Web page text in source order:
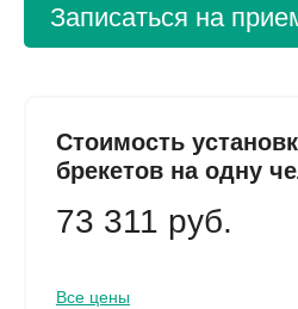
Записаться на
Стоимость
брекетов на одну
73 311 руб.
Все цены